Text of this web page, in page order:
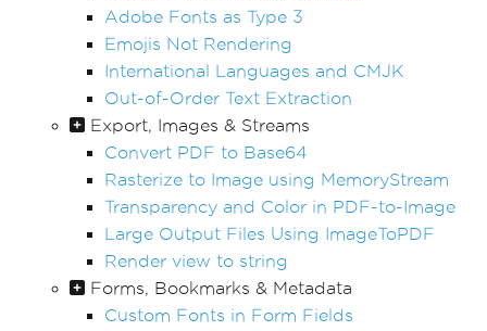
Adobe Fonts as Type 3
Emojis Not Rendering
International Languages and CMJK
Out-of-Order Text Extraction
Export, Images & Streams
Convert PDF to Base64
Rasterize to Image using MemoryStream
Transparency and Color in PDF-to-Image
Large Output Files Using ImageToPDF
Render view to string
Forms, Bookmarks & Metadata
Custom Fonts in Form Fields